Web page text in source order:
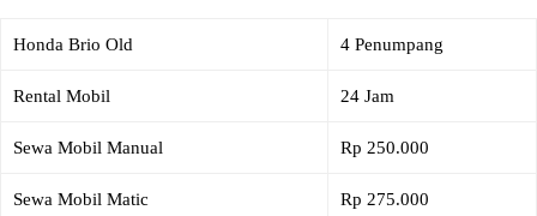
Honda Brio Old 4 Penumpang
Rental Mobil 24 Jam
Sewa Mobil Manual Rp 250.000
Sewa Mobil Matic Rp 275.000